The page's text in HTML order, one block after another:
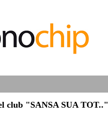
club "SANSA SUA TOT.."